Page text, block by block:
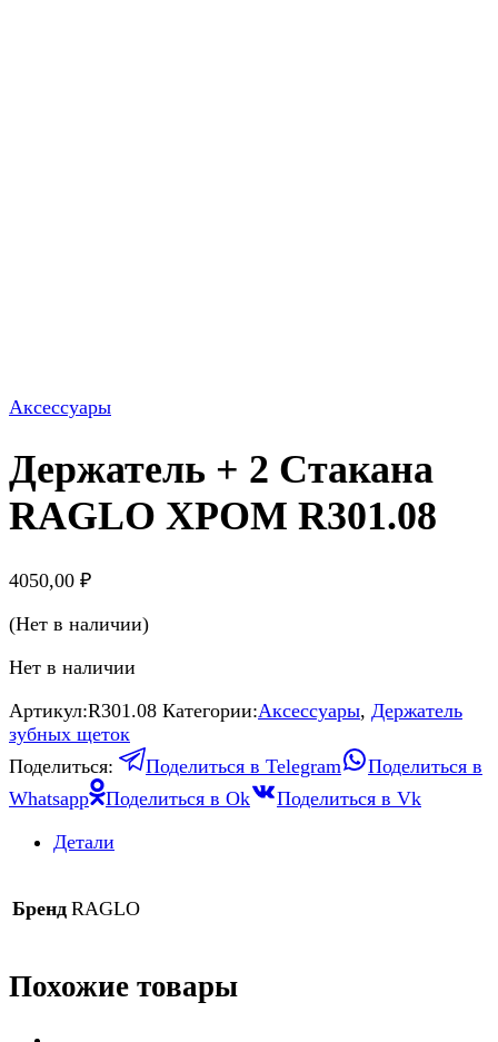
Аксессуары
Держатель + 2 Стакана
RAGLO ХРОМ R301.08
4050,00 ₽
(Нет в наличии)
Нет в наличии
Артикул:R301.08 Категории:Аксессуары, Держатель
зубных щеток
Поделиться:
Поделиться в Telegram
Поделиться в
Whatsapp
Поделиться в Ok
Поделиться в Vk
Детали
Бренд RAGLO
Похожие товары